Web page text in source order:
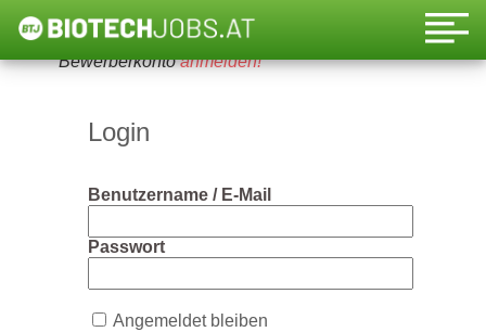
Um diese Funktion nutzen zu können, bitte ein
Bewerberkontoanmelden!
Login
Benutzername / E-Mail
Passwort
Angemeldet bleiben